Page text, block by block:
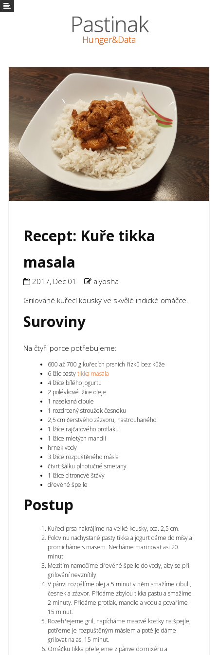
Pastinak
Vaření
Math
Pastinak
Hunger&Data
Recept: Kuře tikka
masala
2017, Dec 01
alyosha
Grilované kuřecí kousky ve skvělé indické omáčce.
Suroviny
Na čtyři porce potřebujeme:
600 až 700 g kuřecích prsních řízků bez kůže
6 lžic pastytikka masala
4 lžíce bílého jogurtu
2 polévkové lžíce oleje
1 nasekaná cibule
1 rozdrcený stroužek česneku
2,5 cm čerstvého zázvoru, nastrouhaného
1 lžíce rajčatového protlaku
1 lžíce mletých mandlí
hrnek vody
3 lžíce rozpuštěného másla
čtvrt šálku plnotučné smetany
1 lžíce citronové šťávy
dřevěné špejle
Postup
Kuřecí prsa nakrájíme na velké kousky, cca. 2,5 cm.
Polovinu nachystané pasty tikka a jogurt dáme do mísy a
promícháme s masem. Necháme marinovat asi 20
minut.
Mezitím namočíme dřevěné špejle do vody, aby se při
grilování nevznítily
V pánvi rozpálíme olej a 5 minut v něm smažíme cibuli,
česnek a zázvor. Přidáme zbylou tikka pastu a smažíme
2 minuty. Přidáme protlak, mandle a vodu a povaříme
15 minut.
Rozehřejeme gril, napícháme masové kostky na špejle,
potřeme je rozpuštěným máslem a poté je dáme
grilovat na asi 15 minut.
Omáčku tikka přelejeme z pánve do mixéru a